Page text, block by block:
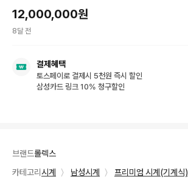
12,000,000원
8달 전
결제혜택
토스페이로 결제시 5천원 즉시 할인
삼성카드 링크 10% 청구할인
브랜드롤렉스
카테고리 시계 〉 남성시계 〉
프리미엄 시계(기계식)